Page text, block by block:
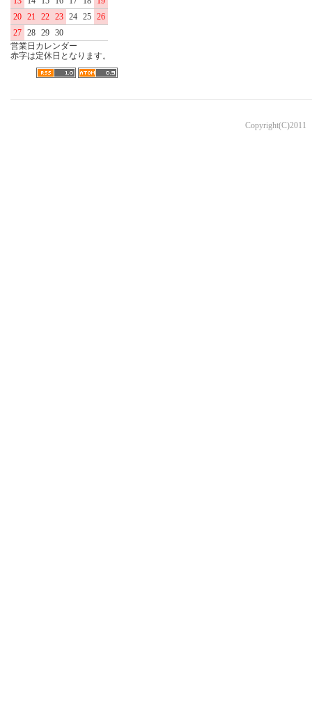
20 21 22 23 24 25 26
27 28 29 30
営業日カレンダー
赤字は定休日となります。